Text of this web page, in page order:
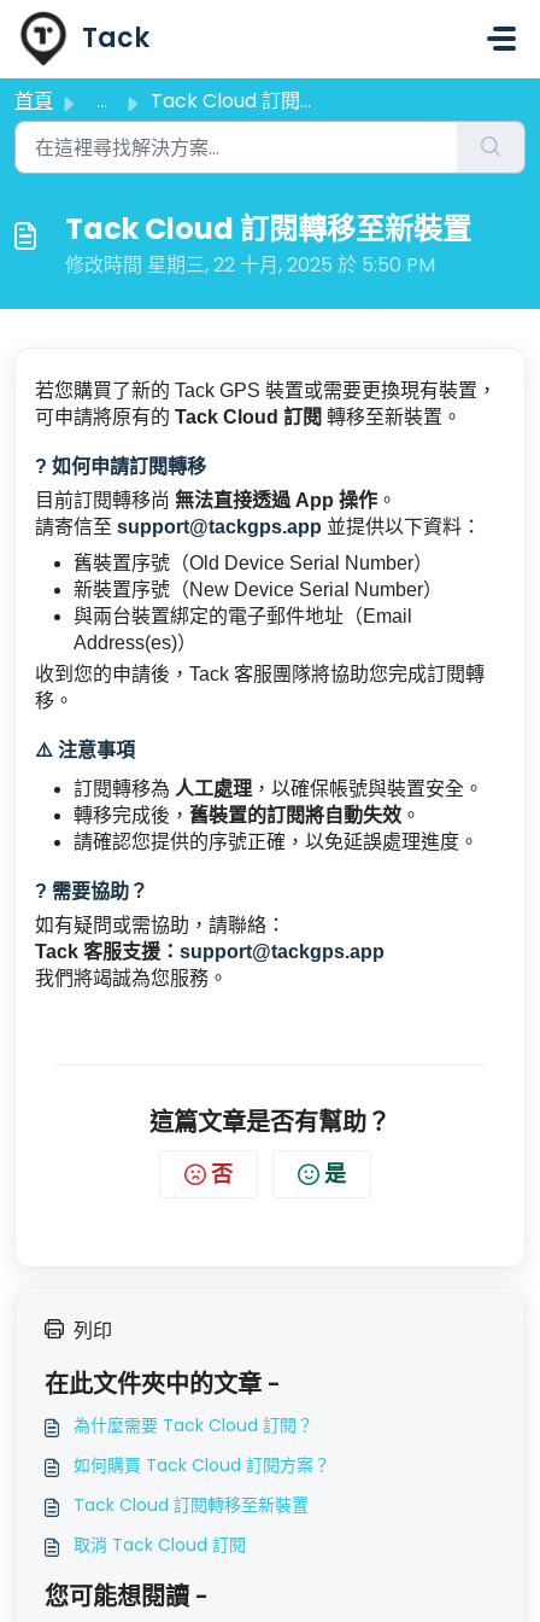
略過至主要內容
Tack
首頁 ... Tack Cloud 訂閱轉移至新裝置
Tack Cloud 訂閱轉移至新裝置
修改時間 星期三, 22 十月, 2025 於 5:50 PM
若您購買了新的 Tack GPS 裝置或需要更換現有裝置，
可申請將原有的 Tack Cloud 訂閱 轉移至新裝置。
? 如何申請訂閱轉移
目前訂閱轉移尚 無法直接透過 App 操作 。
請寄信至 support@tackgps.app 並提供以下資料：
舊裝置序號（Old Device Serial Number）
新裝置序號（New Device Serial Number）
與兩台裝置綁定的電子郵件地址（Email
Address(es)）
收到您的申請後，Tack 客服團隊將協助您完成訂閱轉
移。
⚠️ 注意事項
訂閱轉移為 人工處理 ，以確保帳號與裝置安全。
轉移完成後， 舊裝置的訂閱將自動失效 。
請確認您提供的序號正確，以免延誤處理進度。
? 需要協助？
如有疑問或需協助，請聯絡：
Tack 客服支援： support@tackgps.app
我們將竭誠為您服務。
這篇文章是否有幫助？
否 是
列印
在此文件夾中的文章 -
為什麼需要 Tack Cloud 訂閱？
如何購買 Tack Cloud 訂閱方案？
Tack Cloud 訂閱轉移至新裝置
取消 Tack Cloud 訂閱
您可能想閱讀 -